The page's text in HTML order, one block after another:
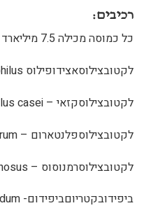
רכיבים:
כל כמוסה מכילה 7.5 מיליארד חיידקים חיים מ-10 זנים שונים:
לקטובצילוסאצידופילוס DDS-1 Lactobacilus acidophilus,
לקטובצילוסקזאי – Lactobacilus casei,
לקטובצילוספלנטארום – Lactobacilus plantarum,
לקטובצילוסרמנוסוס – Lactobacilus rhamnosus,
ביפידובקטריוםביפידום- Bifidobacterium bifidum,